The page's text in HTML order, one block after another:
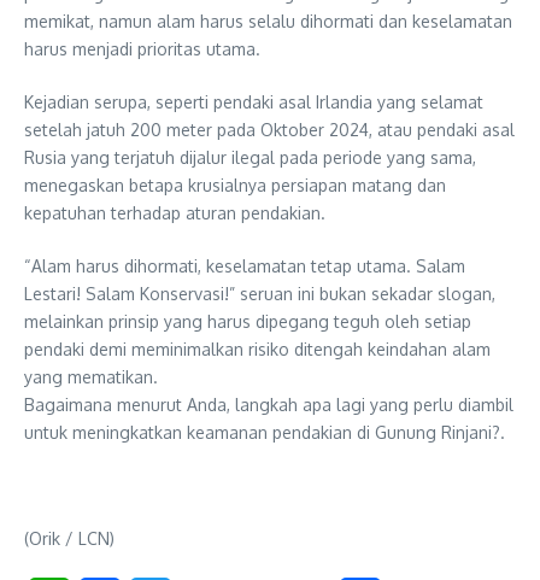
memikat, namun alam harus selalu dihormati dan keselamatan
harus menjadi prioritas utama.
Kejadian serupa, seperti pendaki asal Irlandia yang selamat
setelah jatuh 200 meter pada Oktober 2024, atau pendaki asal
Rusia yang terjatuh dijalur ilegal pada periode yang sama,
menegaskan betapa krusialnya persiapan matang dan
kepatuhan terhadap aturan pendakian.
“Alam harus dihormati, keselamatan tetap utama. Salam
Lestari! Salam Konservasi!” seruan ini bukan sekadar slogan,
melainkan prinsip yang harus dipegang teguh oleh setiap
pendaki demi meminimalkan risiko ditengah keindahan alam
yang mematikan.
Bagaimana menurut Anda, langkah apa lagi yang perlu diambil
untuk meningkatkan keamanan pendakian di Gunung Rinjani?.
(Orik / LCN)